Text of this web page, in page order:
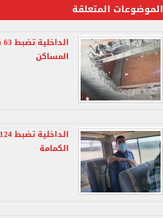
الموضوعات المتعلقة
المساكن
الكمامة